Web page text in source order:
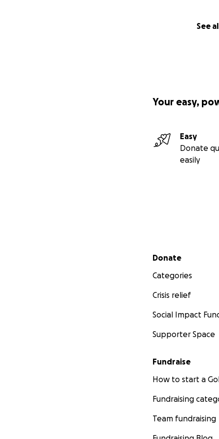
See
Your easy,
Easy
Donate
easily
Secondary menu
Donate
Categories
Crisis relief
Social Impact
Supporter Space
Fundraise
How to start a
Fundraising
Team fundraising